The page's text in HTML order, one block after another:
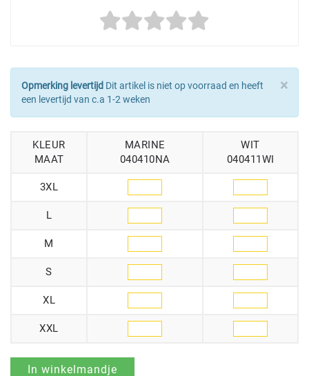
×
Opmerking levertijd Dit artikel is niet op voorraad en heeft
een levertijd van c.a 1-2 weken
KLEUR
MAAT
MARINE
040410NA
WIT
040411WI
3XL
L
M
S
XL
XXL